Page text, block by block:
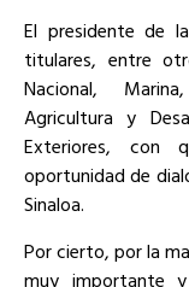
El presidente de
titulares, entre
Nacional,
Agricultura y
Exteriores, con
oportunidad de
Sinaloa.
Por cierto, por la
muy importante